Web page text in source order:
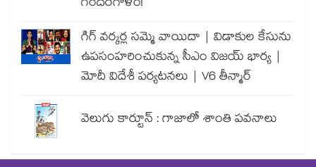
గిగ్ వర్కర్ల సమ్మె వాయిదా | విడాకుల కేసును
ఉపసంహరించుకున్న సీఎం విజయ్ భార్య |
మోదీ విదేశీ పర్యటనలు | V6 తీన్మార్
వెలుగు కార్టూన్ : గాజాలో శాంతి పవనాలు